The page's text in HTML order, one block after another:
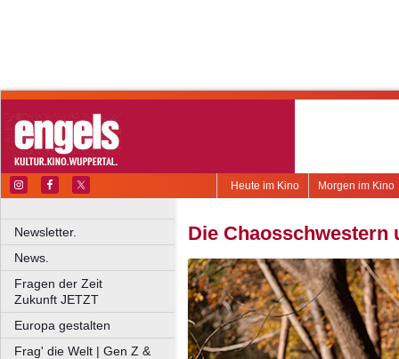
Morgen im Kino
Heute im Kino
Newsletter.
News.
Fragen der Zeit
Zukunft JETZT
Europa gestalten
Frag' die Welt | Gen Z &
Die Chaosschwestern